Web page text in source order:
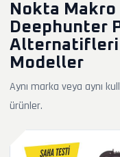
Nokta
Deephunter
Alternatifleri
Modeller
Aynı marka veya aynı
ürünler.